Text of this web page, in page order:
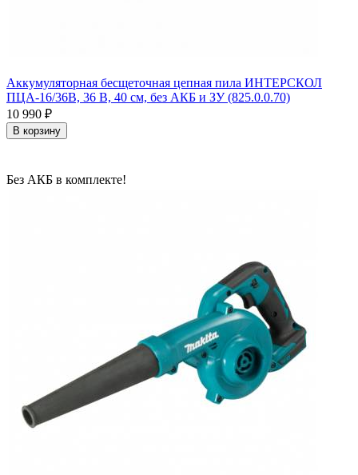
Аккумуляторная бесщеточная цепная пила ИНТЕРСКОЛ
ПЦА-16/36В, 36 В, 40 см, без АКБ и ЗУ (825.0.0.70)
10 990 ₽
В корзину
Без АКБ в комплекте!